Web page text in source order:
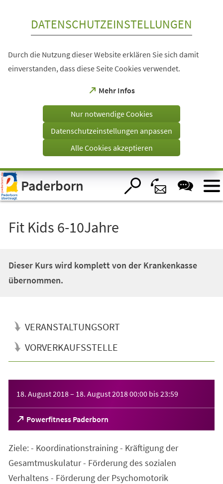
Visuelle
Assistenzsoftware
öffnen.
DATENSCHUTZEINSTELLUNGEN
Durch die Nutzung dieser Website erklären Sie sich damit
einverstanden, dass diese Seite Cookies verwendet.
Mehr Infos
(Öffnet
einem
Tab)
Nur notwendige Cookies
Datenschutzeinstellungen anpassen
Alle Cookies akzeptieren
Paderborn
Fit Kids 6-10Jahre
Dieser Kurs wird komplett von der Krankenkasse
übernommen.
VERANSTALTUNGSORT
VORVERKAUFSSTELLE
18. August 2018– 18. August 201800:00 bis23:59
Powerfitness Paderborn
(Öffnet
in
neuen
Ziele: - Koordinationstraining - Kräftigung der
Gesamtmuskulatur - Förderung des sozialen
Verhaltens - Förderung der Psychomotorik